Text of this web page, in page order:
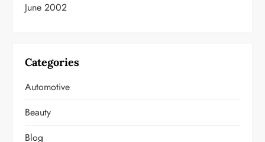
June 2002
Categories
Automotive
Beauty
Blog